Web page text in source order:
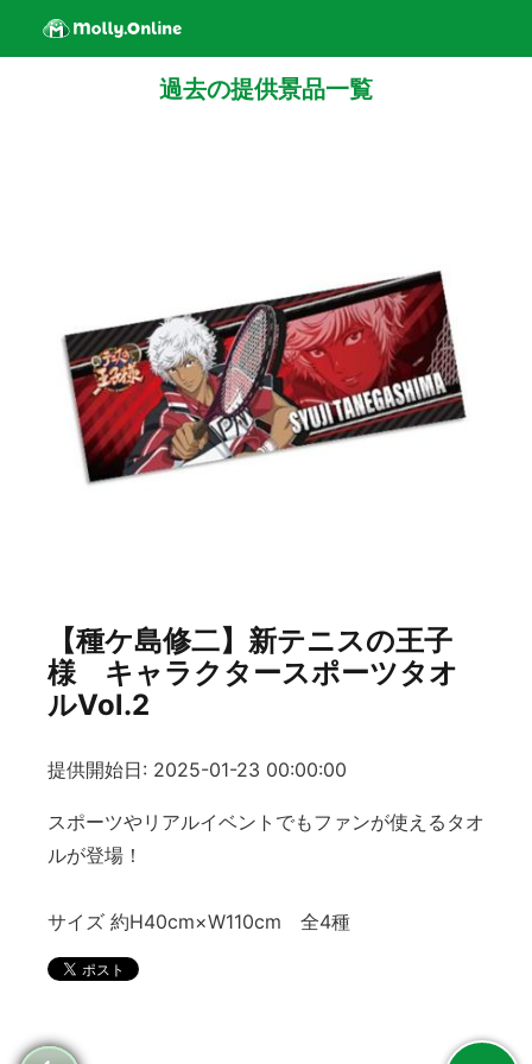
過去の提供景品一覧
【種ケ島修二】新テニスの王子
様 キャラクタースポーツタオ
ルVol.2
提供開始日: 2025-01-23 00:00:00
スポーツやリアルイベントでもファンが使えるタオ
ルが登場！
サイズ 約H40cm×W110cm 全4種